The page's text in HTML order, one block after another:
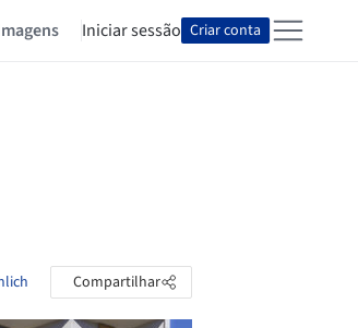
Iniciar sessão Criar conta
Compartilhar